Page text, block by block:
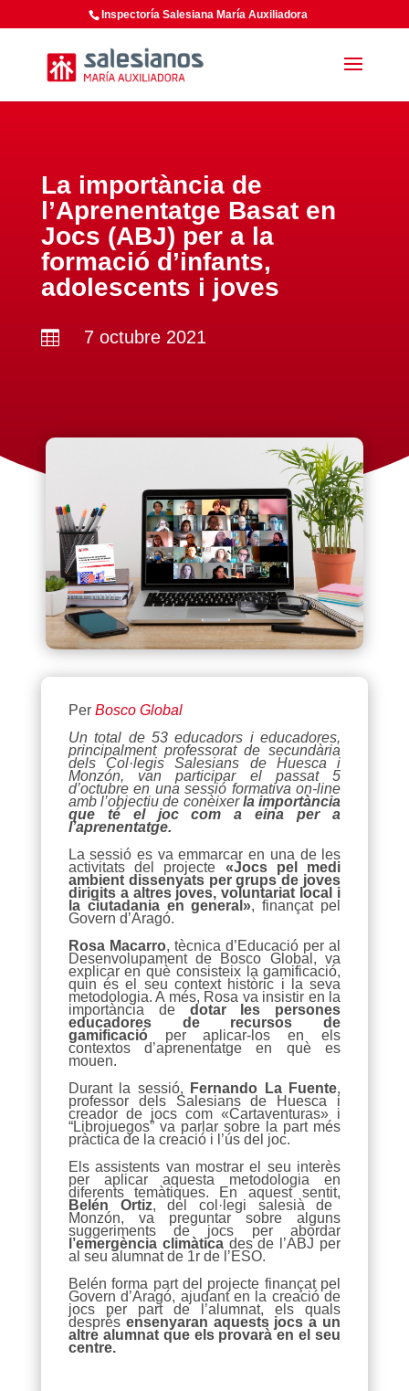
Inspectoría Salesiana María Auxiliadora
La importància de
l’Aprenentatge Basat en
Jocs (ABJ) per a la
formació d’infants,
adolescents i joves
 7 octubre 2021
Per Bosco Global
Un total de 53 educadors i educadores,
principalment professorat de secundària
dels Col·legis Salesians de Huesca i
Monzón, van participar el passat 5
d’octubre en una sessió formativa on-line
amb l’objectiu de conèixerla importància
que té el joc com a eina per a
l’aprenentatge.
La sessió es va emmarcar en una de les
activitats del projecte «Jocs pel medi
ambient dissenyats per grups de joves
dirigits a altres joves, voluntariat local i
la ciutadania en general», finançat pel
Govern d’Aragó.
Rosa Macarro, tècnica d’Educació per al
Desenvolupament de Bosco Global, va
explicar en què consisteix la gamificació,
quin és el seu context històric i la seva
metodologia. A més, Rosa va insistir en la
importància de dotar les persones
educadores de recursos de
gamificacióper aplicar-los en els
contextos d’aprenentatge en què es
mouen.
Durant la sessió,
Fernando La Fuente,
professor dels Salesians de Huesca i
creador de jocs com «Cartaventuras» i
“Librojuegos” va parlar sobre la part més
pràctica de la creació i l’ús del joc.
Els assistents van mostrar el seu interès
per aplicar aquesta metodologia en
diferents temàtiques. En aquest sentit,
Belén Ortiz, del col·legi salesià de
Monzón, va preguntar sobre alguns
suggeriments de jocs per abordar
l’emergència climàticades de l’ABJ per
al seu alumnat de 1r de l’ESO.
Belén forma part del projecte finançat pel
Govern d’Aragó, ajudant en la creació de
jocs per part de l’alumnat, els quals
després ensenyaran aquests jocs a un
altre alumnat que els provarà en el seu
centre.